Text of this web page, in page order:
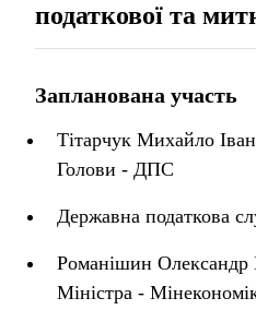
податкової та
Запланована участь
Тітарчук Михайло
Голови - ДПС
Державна податкова
Романішин Олександр
Міністра -